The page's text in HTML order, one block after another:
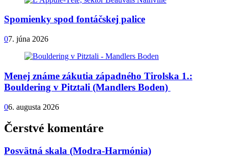
Spomienky spod fontáčskej palice
07. júna 2026
Menej známe zákutia západného Tirolska 1.:
Bouldering v Pitztali (Mandlers Boden)
06. augusta 2026
Čerstvé komentáre
Posvätná skala (Modra-Harmónia)